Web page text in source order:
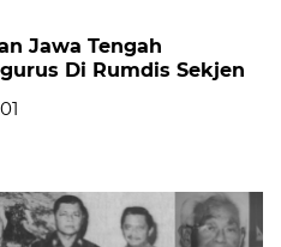
Jawa Tengah
Di Rumdis Sekjen